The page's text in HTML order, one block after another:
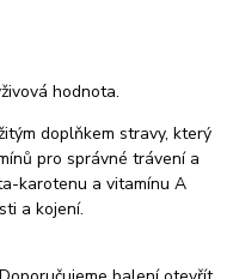
hodnota.
doplňkem stravy, který
pro správné trávení a
karotenu a vitamínu A
a kojení.